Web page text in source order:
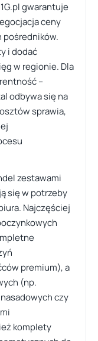
gwarantuje
ceny
pośredników.
i dodać
w regionie. Dla
–
odbywa się na
sprawia,
zestawami
się w potrzeby
Najczęściej
premium), a
(np.
czy
komplety